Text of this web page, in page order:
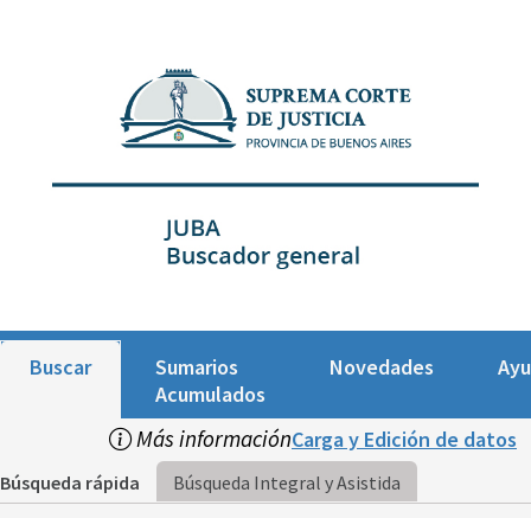
Buscar
Sumarios
Acumulados
Novedades
Más informaciónCarga y Edición de datos
Búsqueda rápida Búsqueda Integral y Asistida